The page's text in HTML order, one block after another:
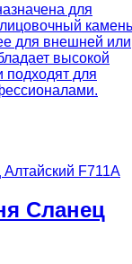
для
камень
для внешней или
высокой
подходят для
Сланец